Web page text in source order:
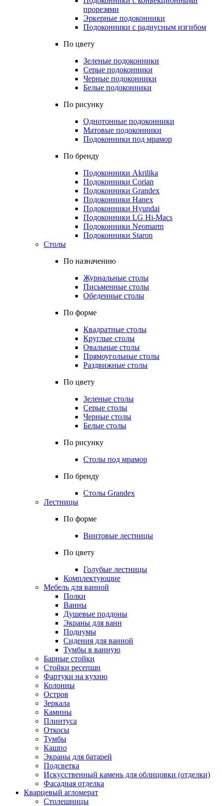
прорезями
Эркерные подоконники
Подоконники с радиусным изгибом
По цвету
Зеленые подоконники
Серые подоконники
Черные подоконники
Белые подоконники
По рисунку
Однотонные подоконники
Матовые подоконники
Подоконники под мрамор
По бренду
Подоконники Akrilika
Подоконники Corian
Подоконники Grandex
Подоконники Hanex
Подоконники Hyundai
Подоконники LG Hi-Macs
Подоконники Neomarm
Подоконники Staron
Столы
По назначению
Журнальные столы
Письменные столы
Обеденные столы
По форме
Квадратные столы
Круглые столы
Овальные столы
Прямоугольные столы
Раздвижные столы
По цвету
Зеленые столы
Серые столы
Черные столы
Белые столы
По рисунку
Столы под мрамор
По бренду
Столы Grandex
Лестницы
По форме
Винтовые лестницы
По цвету
Голубые лестницы
Комплектующие
Мебель для ванной
Полки
Ванны
Душевые поддоны
Экраны для ванн
Подиумы
Сидения для ванной
Тумбы в ванную
Барные стойки
Стойки ресепшн
Фартуки на кухню
Колонны
Остров
Зеркала
Камины
Плинтуса
Откосы
Тумбы
Кашпо
Экраны для батарей
Подсветка
Искусственный камень для облицовки (отделки)
Фасадная отделка
Кварцевый агломерат
Столешницы